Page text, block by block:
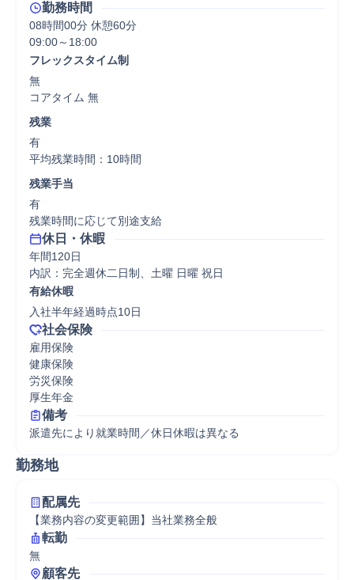
勤務時間
08時間00分 休憩60分
フレックスタイム制
無
コアタイム 無
残業
有
平均残業時間：10時間
残業手当
有
残業時間に応じて別途支給
休日・休暇
年間120日
内訳：完全週休二日制、土曜 日曜 祝日
有給休暇
入社半年経過時点10日
社会保険
雇用保険
健康保険
労災保険
厚生年金
備考
派遣先により就業時間／休日休暇は異なる
勤務地
配属先
【業務内容の変更範囲】当社業務全般
転勤
無
顧客先